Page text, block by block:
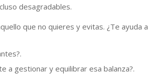
desagradables.
que no quieres y evitas. ¿Te ayuda a
a gestionar y equilibrar esa balanza?.